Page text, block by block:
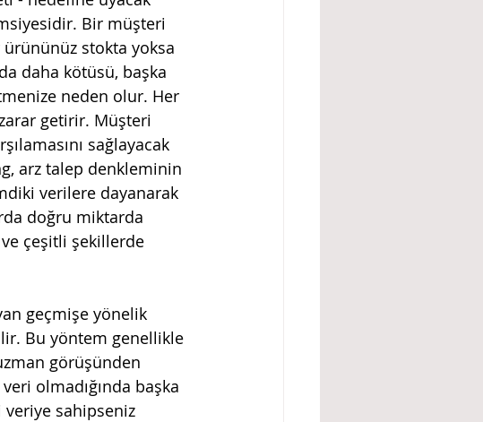
Bir müşteri
stokta yoksa
daha kötüsü, başka
neden olur. Her
getirir. Müşteri
sağlayacak
arz talep denkleminin
verilere dayanarak
doğru miktarda
ve çeşitli şekillerde
geçmişe yönelik
Bu yöntem genellikle
görüşünden
olmadığında başka
veriye sahipseniz